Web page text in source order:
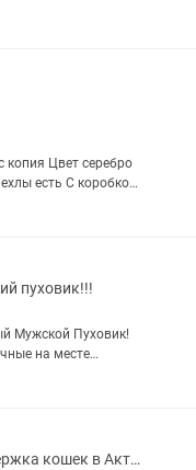
копия Цвет серебро
есть С коробкой
раз
пуховик!!!
Мужской Пуховик!
на месте
пуховик Люкс
-52 Утеплитель-
Поликоттон...
Уютная передержка кошек в Актау JnV Cat Hotel